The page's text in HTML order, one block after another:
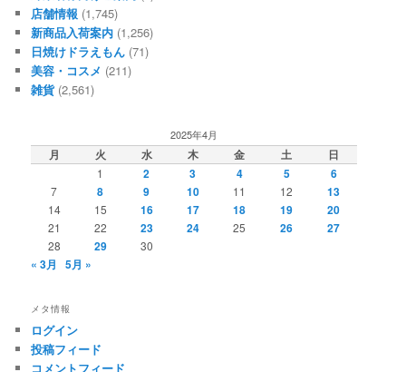
店舗情報 (1,745)
新商品入荷案内 (1,256)
日焼けドラえもん (71)
美容・コスメ (211)
雑貨(2,561)
2025年4月
月 火 水 木 金 土 日
1 2 3 4 5 6
7 8 9 10 11 12 13
14 15 16 17 18 19 20
21 22 23 24 25 26 27
28 29 30
« 3月 5月 »
メタ情報
ログイン
投稿フィード
コメントフィード